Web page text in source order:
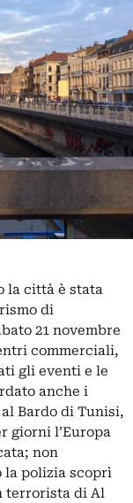
la città è stata
di
21 novembre
commerciali,
gli eventi e le
anche i
Bardo di Tunisi,
giorni l’Europa
non
la polizia scoprì
terrorista di Al